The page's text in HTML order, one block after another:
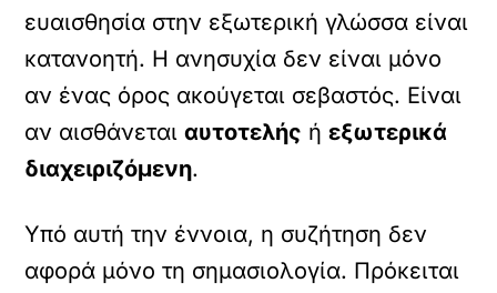
ευαισθησία στην εξωτερική γλώσσα είναι
κατανοητή. Η ανησυχία δεν είναι μόνο
αν ένας όρος ακούγεται σεβαστός. Είναι
αν αισθάνεταιαυτοτελής ήεξωτερικά
διαχειριζόμενη.
Υπό αυτή την έννοια, η συζήτηση δεν
αφορά μόνο τη σημασιολογία. Πρόκειται